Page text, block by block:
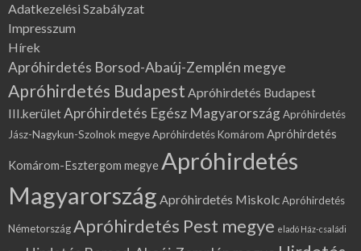
Adatkezelési Szabályzat
Impresszum
Hírek
Apróhirdetés Borsod-Abaúj-Zemplén megye
Apróhirdetés Budapest Apróhirdetés Budapest
III.kerületApróhirdetés Egész MagyarországApróhirdetés
Jász-Nagykun-Szolnok megyeApróhirdetés Komárom Apróhirdetés
Komárom-Esztergom megyeApróhirdetés
Magyarország Apróhirdetés MiskolcApróhirdetés
NémetországApróhirdetés Pest megye eladó Ház-családi